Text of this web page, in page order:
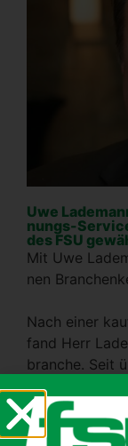
Uwe
nungs-
des FSU
Mit Uwe
nen
Nach einer
fand Herr
bran­che. Seit
Pöp­ping­haus
des